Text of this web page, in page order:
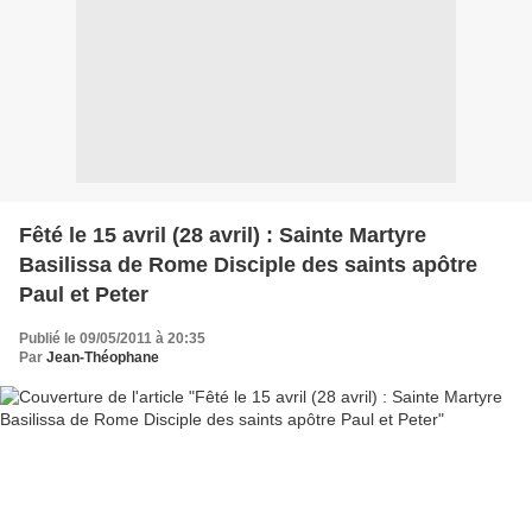
Fêté le 15 avril (28 avril) : Sainte Martyre
Basilissa de Rome Disciple des saints apôtre
Paul et Peter
Publié le 09/05/2011 à 20:35
Par Jean-Théophane